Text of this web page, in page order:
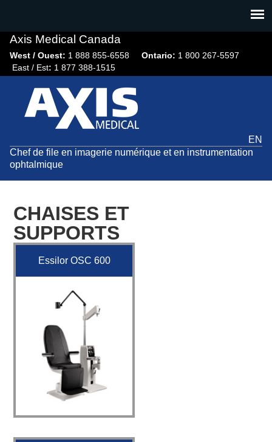
navigation
Axis Medical Canada
West / Ouest: 1 888 855-6558​ Ontario: 1 800 267-5597
East / Est: 1 877 388-1515
EN
Chef de file en imagerie numérique et en instrumentation
ophtalmique
CHAISES ET
SUPPORTS
Essilor OSC 600